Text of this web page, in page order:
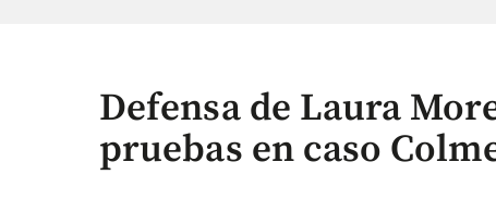
Defensa de Laura
pruebas en caso